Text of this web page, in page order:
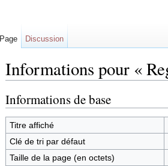
Informations pour «
Informations de base
Titre affiché
Clé de tri par défaut
Taille de la page (en octets)
Page Discussion